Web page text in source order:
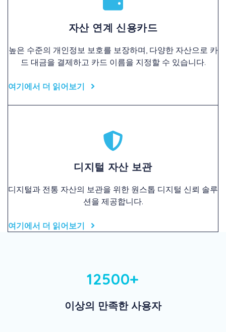
자산 연계 신용카드
높은 수준의 개인정보 보호를 보장하며, 다양한 자산으로 카
드 대금을 결제하고 카드 이름을 지정할 수 있습니다.
여기에서 더 읽어보기
디지털 자산 보관
디지털과 전통 자산의 보관을 위한 원스톱 디지털 신뢰 솔루
션을 제공합니다.
여기에서 더 읽어보기
12500+
이상의 만족한 사용자